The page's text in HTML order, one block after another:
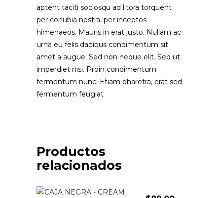
aptent taciti sociosqu ad litora torquent
per conubia nostra, per inceptos
himenaeos. Mauris in erat justo. Nullam ac
urna eu felis dapibus condimentum sit
amet a augue. Sed non neque elit. Sed ut
imperdiet nisi. Proin condimentum
fermentum nunc. Etiam pharetra, erat sed
fermentum feugiat
Productos
relacionados
con